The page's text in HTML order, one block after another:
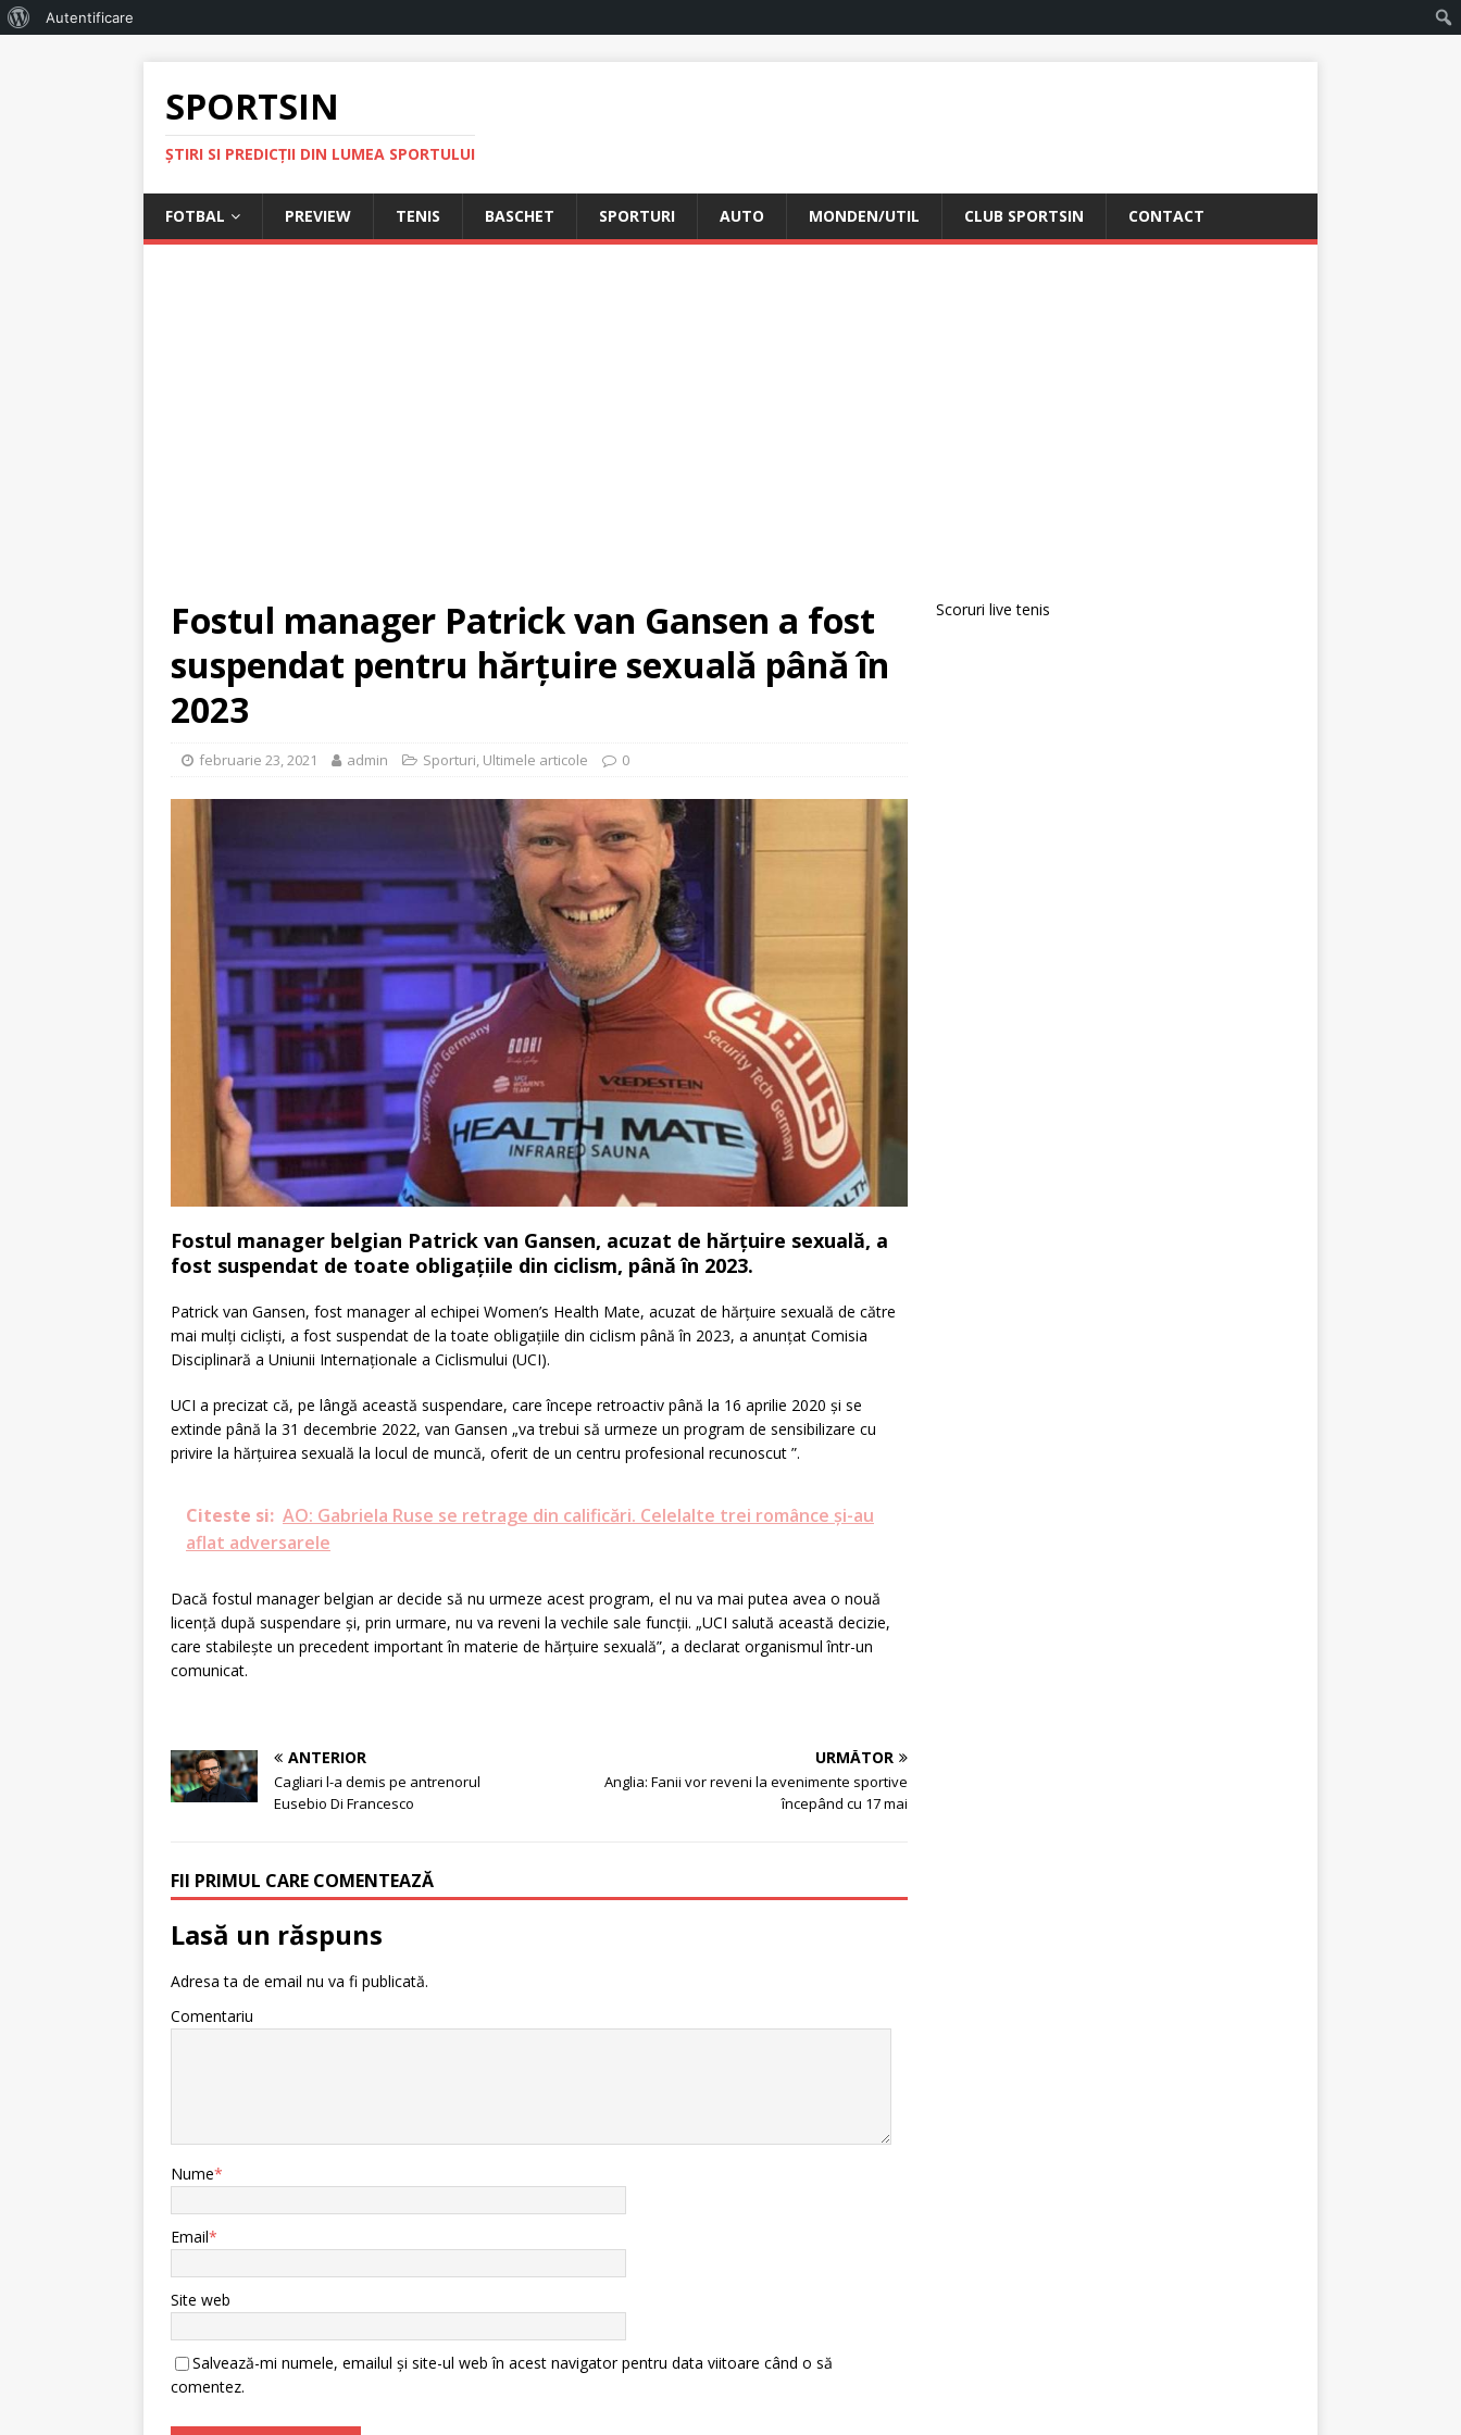
Autentificare
SPORTSIN
ŞTIRI SI PREDICŢII DIN LUMEA SPORTULUI
FOTBAL PREVIEW TENIS BASCHET SPORTURI AUTO MONDEN/UTIL CLUB SPORTSIN CONTACT
Fostul manager Patrick van Gansen a fost
suspendat pentru hărțuire sexuală până în
2023
februarie 23, 2021 admin Sporturi, Ultimele articole 0
Fostul manager belgian Patrick van Gansen, acuzat de hărțuire sexuală, a
fost suspendat de toate obligațiile din ciclism, până în 2023.
Patrick van Gansen, fost manager al echipei Women’s Health Mate, acuzat de hărțuire sexuală de către
mai mulți cicliști, a fost suspendat de la toate obligațiile din ciclism până în 2023, a anunțat Comisia
Disciplinară a Uniunii Internaționale a Ciclismului (UCI).
UCI a precizat că, pe lângă această suspendare, care începe retroactiv până la 16 aprilie 2020 și se
extinde până la 31 decembrie 2022, van Gansen „va trebui să urmeze un program de sensibilizare cu
privire la hărțuirea sexuală la locul de muncă, oferit de un centru profesional recunoscut ”.
Citeste si: AO: Gabriela Ruse se retrage din calificări. Celelalte trei românce și-au
aflat adversarele
Dacă fostul manager belgian ar decide să nu urmeze acest program, el nu va mai putea avea o nouă
licență după suspendare și, prin urmare, nu va reveni la vechile sale funcții. „UCI salută această decizie,
care stabilește un precedent important în materie de hărțuire sexuală”, a declarat organismul într-un
comunicat.
ANTERIOR
Cagliari l-a demis pe antrenorul
Eusebio Di Francesco
URMĂTOR
Anglia: Fanii vor reveni la evenimente sportive
începând cu 17 mai
FII PRIMUL CARE COMENTEAZĂ
Lasă un răspuns
Adresa ta de email nu va fi publicată.
Comentariu
Nume*
Email*
Site web
Salvează-mi numele, emailul și site-ul web în acest navigator pentru data viitoare când o să
comentez.
Scoruri live tenis